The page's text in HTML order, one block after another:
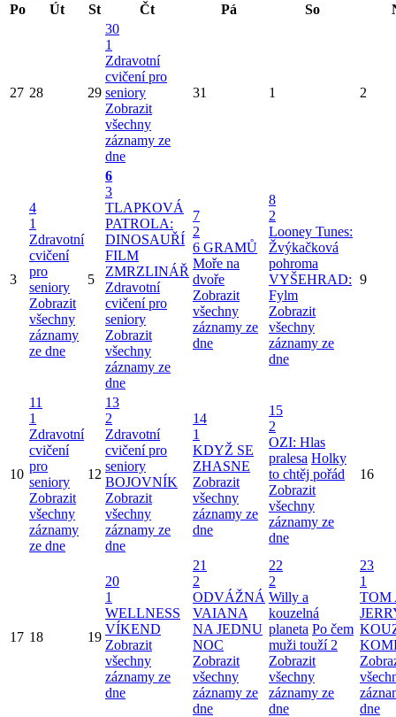
Po
Út St Čt Pá So
27 28 29
30
1
Zdravotní
cvičení pro
seniory
Zobrazit
všechny
záznamy ze
dne
31 1 2
3
4
1
Zdravotní
cvičení
pro
seniory
Zobrazit
všechny
záznamy
ze dne
5
6
3
TLAPKOVÁ
PATROLA:
DINOSAUŘÍ
FILM
ZMRZLINÁŘ
Zdravotní
cvičení pro
seniory
Zobrazit
všechny
záznamy ze
dne
7
2
6 GRAMŮ
Moře na
dvoře
Zobrazit
všechny
záznamy ze
dne
8
2
Looney Tunes:
Žvýkačková
pohroma
VYŠEHRAD:
Fylm
Zobrazit
všechny
záznamy ze
dne
9
10
11
1
Zdravotní
cvičení
pro
seniory
Zobrazit
všechny
záznamy
ze dne
12
13
2
Zdravotní
cvičení pro
seniory
BOJOVNÍK
Zobrazit
všechny
záznamy ze
dne
14
1
KDYŽ SE
ZHASNE
Zobrazit
všechny
záznamy ze
dne
15
2
OZI: Hlas
pralesa Holky
to chtěj pořád
Zobrazit
všechny
záznamy ze
dne
16
17 18 19
20
1
WELLNESS
VÍKEND
Zobrazit
všechny
záznamy ze
dne
21
2
ODVÁŽNÁ
VAIANA
NA JEDNU
NOC
Zobrazit
všechny
záznamy ze
dne
22
2
Willy a
kouzelná
planeta Po čem
muži touží 2
Zobrazit
všechny
záznamy ze
dne
23
1
TOM
dne